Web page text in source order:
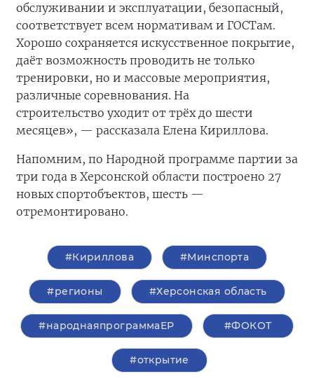
обслуживании и эксплуатации, безопасный,
соответствует всем нормативам и ГОСТам.
Хорошо сохраняется искусственное покрытие,
даёт возможность проводить не только
тренировки, но и массовые мероприятия,
различные соревнования. На
строительство уходит от трёх до шести
месяцев», — рассказала Елена Кириллова.
Напомним, по Народной программе партии за
три года в Херсонской области построено 27
новых спортобъектов, шесть —
отремонтировано.
#Кириллова #Минспорта
#регионы #Херсонская область
#народнаяпрограммаЕР #ФОКОТ
#открытие